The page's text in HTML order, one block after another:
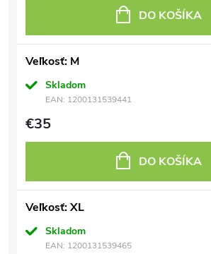
DO KOŠÍKA
Veľkosť: M
Skladom
EAN: 1200131539441
€35
DO KOŠÍKA
Veľkosť: XL
Skladom
EAN: 1200131539465